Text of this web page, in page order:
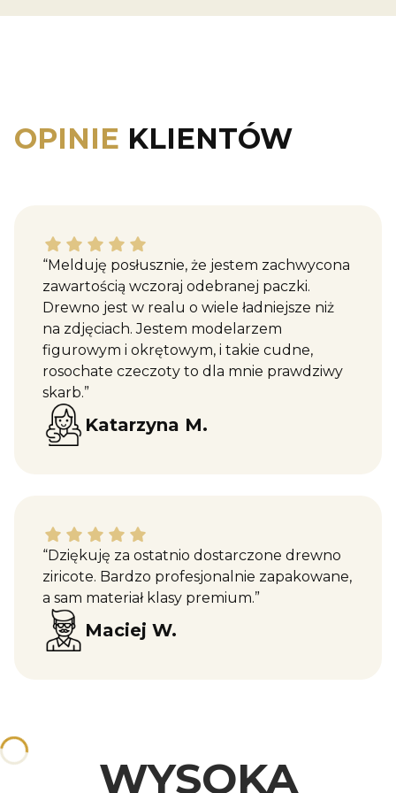
OPINIE KLIENTÓW
Katarzyna M. dał ocenę: 5
“Melduję posłusznie, że jestem zachwycona
zawartością wczoraj odebranej paczki.
Drewno jest w realu o wiele ładniejsze niż
na zdjęciach. Jestem modelarzem
figurowym i okrętowym, i takie cudne,
rosochate czeczoty to dla mnie prawdziwy
skarb.”
Katarzyna M.
Maciej W. dał ocenę: 5
“Dziękuję za ostatnio dostarczone drewno
ziricote. Bardzo profesjonalnie zapakowane,
a sam materiał klasy premium.”
Maciej W.
WYSOKA